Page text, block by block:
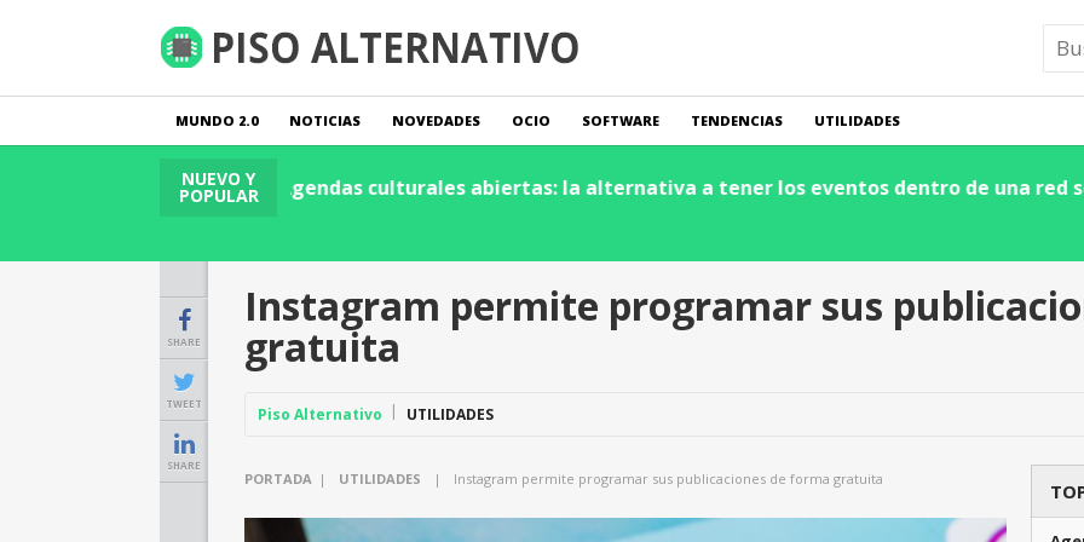
MUNDO 2.0 NOTICIAS NOVEDADES OCIO SOFTWARE TENDENCIAS UTILIDADES
NUEVO Y
POPULAR
Leer Publicación
Descubre cómo la tecnología revoluciona la cadena de suministro y logística:
SHARE
TWEET
SHARE
Instagram permite programar sus
gratuita
Piso Alternativo UTILIDADES
PORTADA | UTILIDADES | Instagram permite programar sus publicaciones de forma gratuita